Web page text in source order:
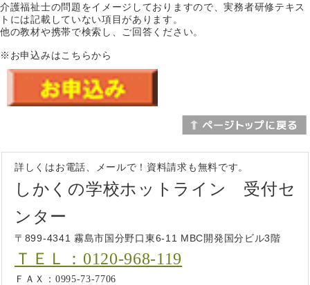
介護福祉士の問題をイメージしておりますので、実務者研修テキス
トには記載していない項目があります。
他の教材や携帯で検索し、ご回答ください。
※お申込みはこちらから
詳しくはお電話、メールで！資料請求も無料です。
しかくの学校ホットライン 受付セ
ンター
〒899-4341 霧島市国分野口東6-11 MBC開発国分ビル3階
ＴＥＬ：0120-968-119
ＦＡＸ：0995-73-7706